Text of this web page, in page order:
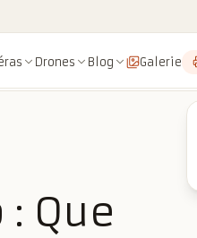
Drones Blog Galerie
Que